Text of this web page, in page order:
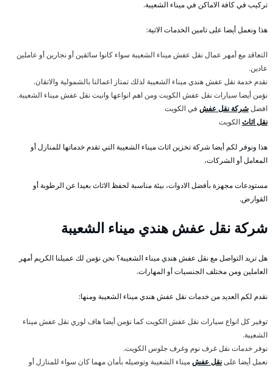
تركيب في كافة الاماكن في ميناء الشعيبة.
هذا ونعمل أيضا على تامين الخدمات الاتية:
التعاقد مع أمهر عمال نقل عفش ميناء الشعيبة سواء كانوا سائقين أو نجارين أو عاملين
عادين.
نقدم خدمة نقل عفش هندي ميناء الشعيبة لذلك تمتاز اعمالنا بالشمولية والاتقان.
نؤمن أيضا سيارات نقل عفش الكويت ومن اهم انواعها وانيت نقل عفش ميناء الشعيبة.
افضلشركة نقل عفش في الكويت
نقل اثاثالكويت
هذا ونوفر لكم أيضا شركة تخزين اثاث ميناء الشعيبة التي تقدم خدماتها للمنازل أو
المعامل أو الشركات،
مستودعات مجهزة بأفضل الادوات، بيئة مناسبة لحفظ الاثاث بعيدا عن الرطوبة أو
القوارض.
شركة نقل عفش هندي ميناء الشعيبة
هل تريد التواصل مع نقل عفش هندي ميناء الشعيبة؟ نحن نؤمن لك عميلنا الكريم أمهر
العاملين ومن مختلف الجنسيات أو المهارات.
نقدم لكم العديد من خدمات نقل عفش هندي ميناء الشعيبة ومنها:
توفير كل انواع سيارات نقل عفش الكويت كما نؤمن أيضا هاف لوري نقل عفش ميناء
الشعيبة.
نوفر خدمات نقل غرف نوم وغرف جلوس الكويت.
نعمل أيضا علىنقل عفشميناء الشعيبة وتوصيله بأمان مهما كان سواء للمنازل أو